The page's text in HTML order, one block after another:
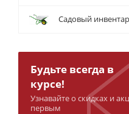
Садовый
Будьте всегда в
курсе!
Узнавайте о скидках и
первым